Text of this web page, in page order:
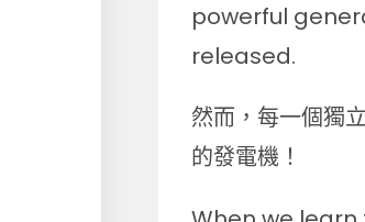
powerful
released.
然而，每一個獨
的發電機！